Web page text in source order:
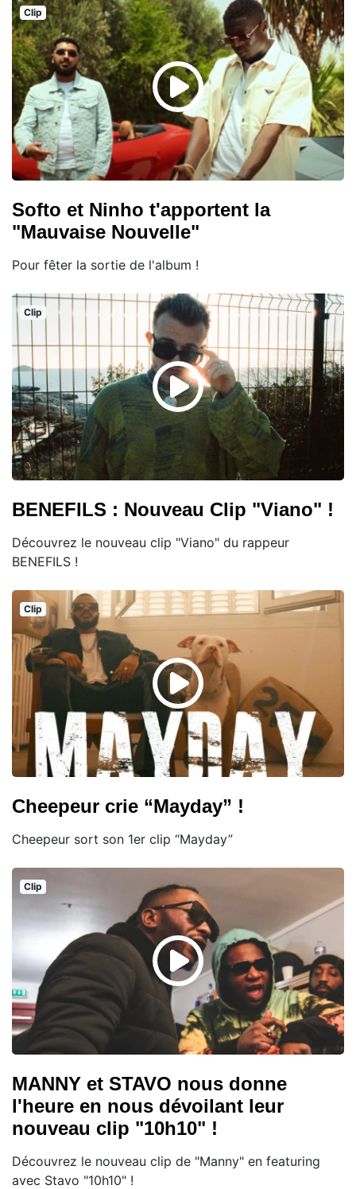
Clip
Softo et Ninho t'apportent la
"Mauvaise Nouvelle"
Pour fêter la sortie de l'album !
Clip
BENEFILS : Nouveau Clip "Viano" !
Découvrez le nouveau clip "Viano" du rappeur
BENEFILS !
Clip
Cheepeur crie “Mayday” !
Cheepeur sort son 1er clip “Mayday”
Clip
MANNY et STAVO nous donne
l'heure en nous dévoilant leur
nouveau clip "10h10" !
Découvrez le nouveau clip de "Manny" en featuring
avec Stavo "10h10" !